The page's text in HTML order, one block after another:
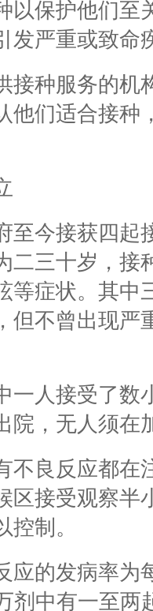
以保护他们至
发严重或致命
接种服务的机
他们适合接种
至今接获四起
二三十岁，接
等症状。其中
但不曾出现严
一人接受了数
院，无人须在
不良反应都在
区接受观察半
制。
应的发病率为
剂中有一至两